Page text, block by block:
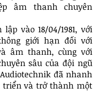
âm thanh chuyên
vào 18/04/1981, với
giới hạn đối với
âm thanh, cùng với
sâu của đội ngũ
đã nhanh
triển và trở thành một